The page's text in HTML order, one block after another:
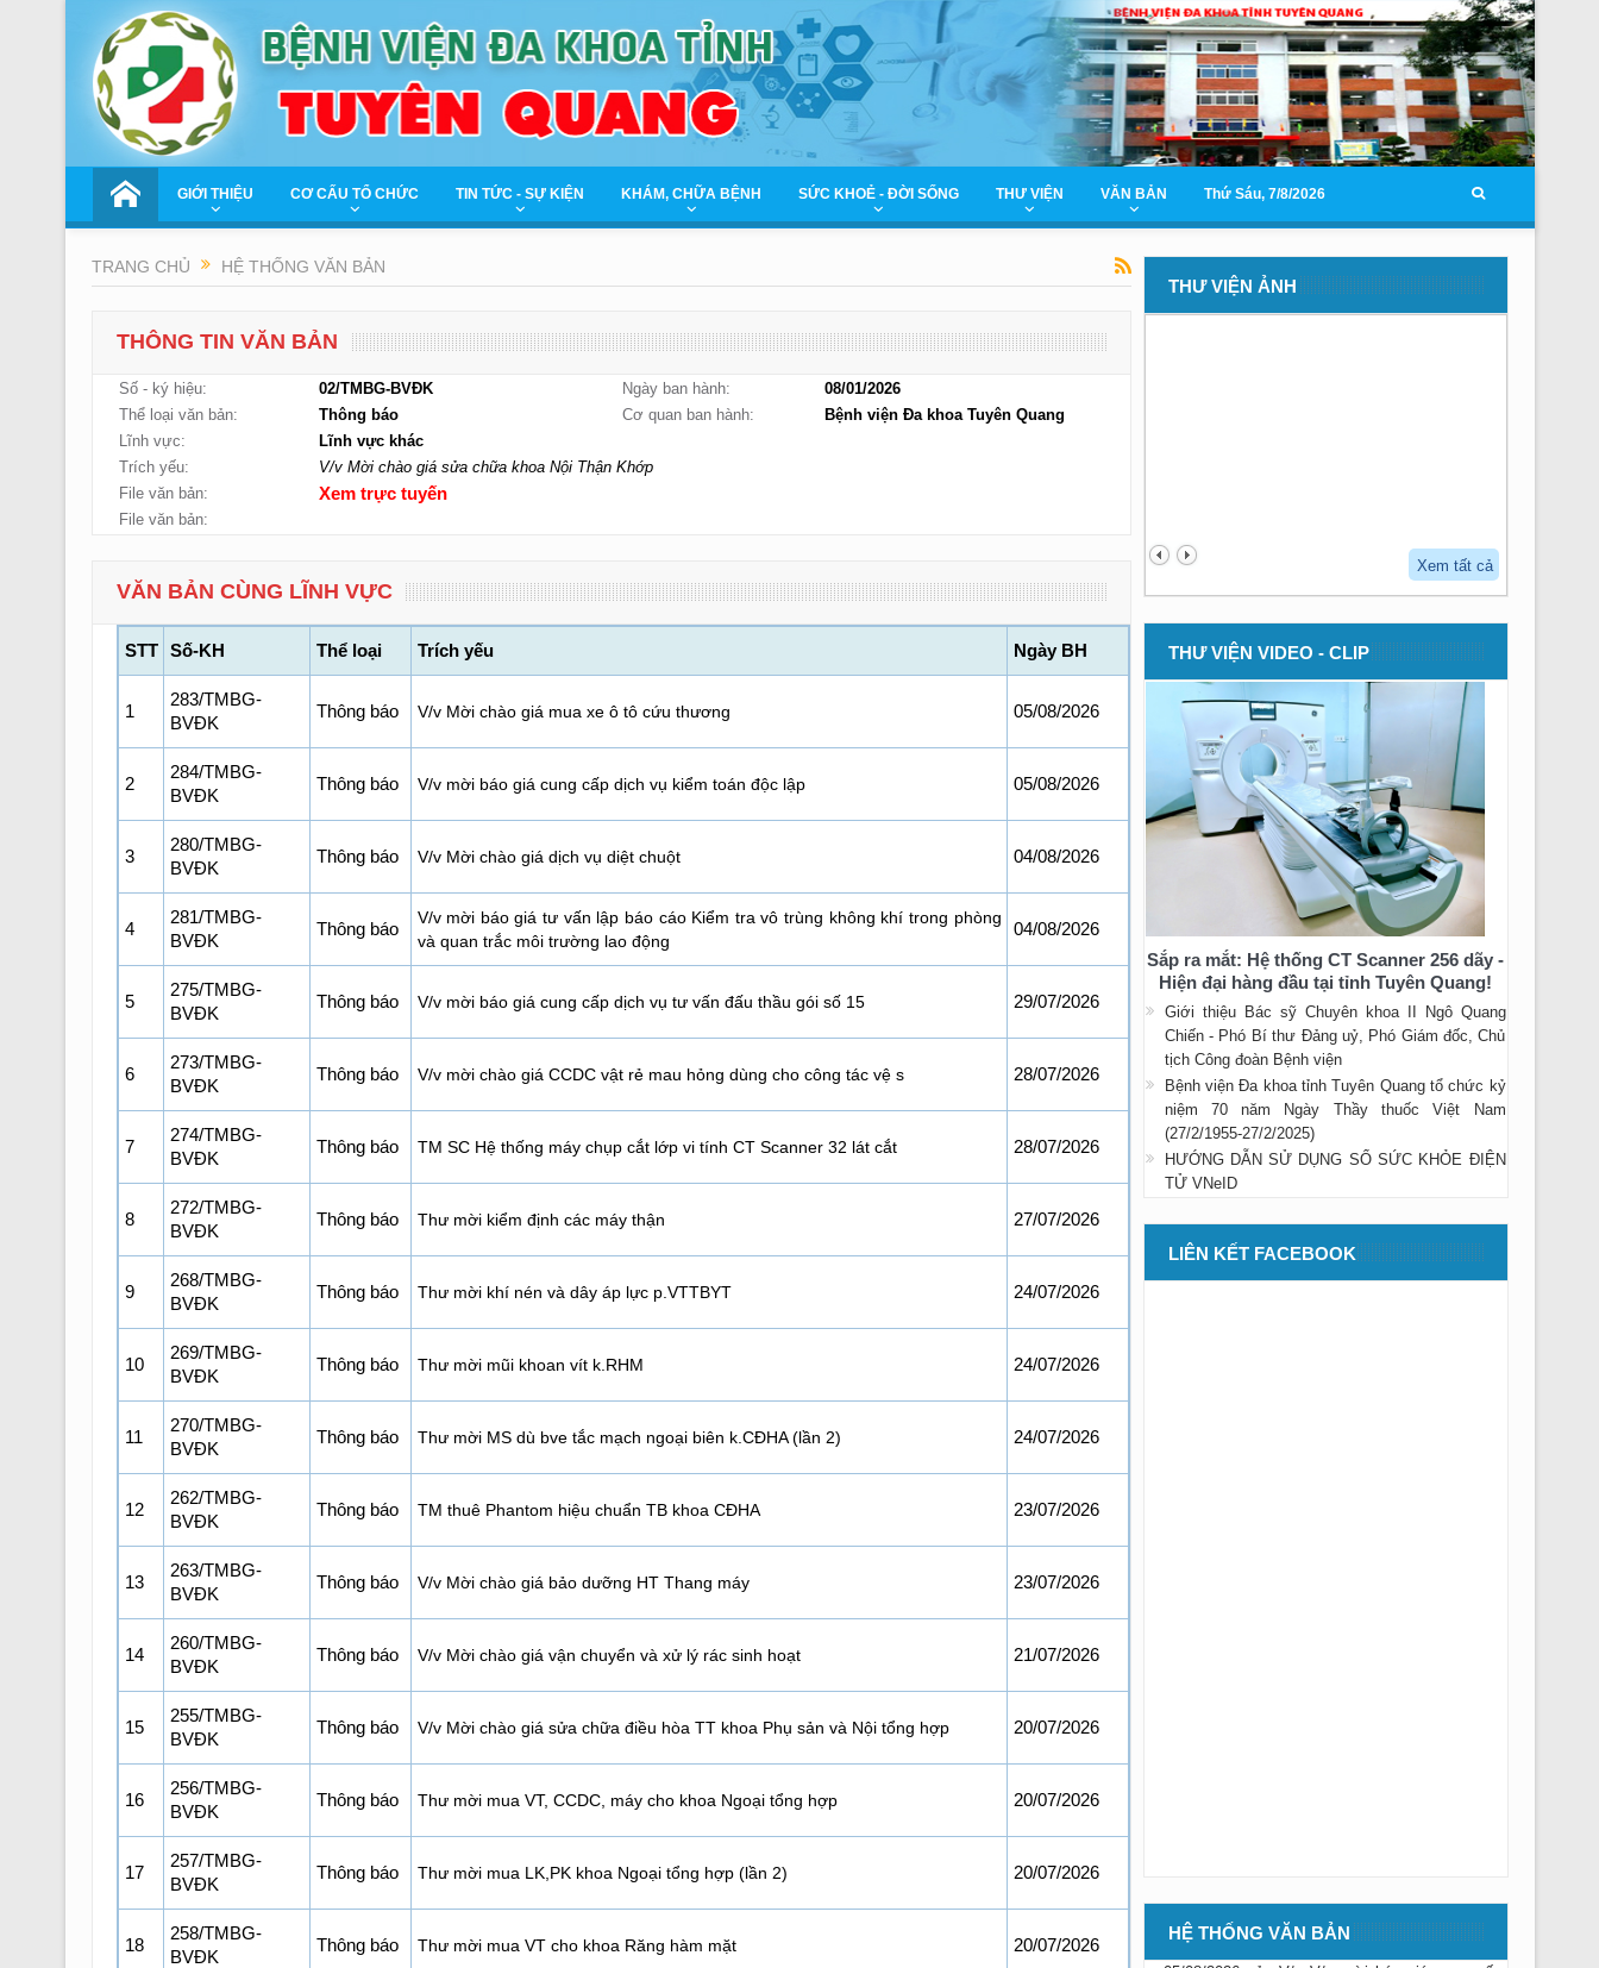
GIỚI THIỆU CƠ CẤU TỔ CHỨC TIN TỨC - SỰ KIỆN KHÁM, CHỮA BỆNH SỨC KHOẺ - ĐỜI SỐNG THƯ VIỆN VĂN BẢN Thứ Sáu, 7/8/2026
TRANG CHỦ HỆ THỐNG VĂN BẢN
THÔNG TIN VĂN BẢN
Số - ký hiệu: 02/TMBG-BVĐK Ngày ban hành:
08/01/2026
Thể loại văn bản:
Thông báo Cơ quan ban hành:
Bệnh viện Đa khoa Tuyên Quang
Lĩnh vực:
Lĩnh vực khác
Trích yếu:
V/v Mời chào giá sửa chữa khoa Nội Thận Khớp
File văn bản:
Xem trực tuyến
File văn bản:
VĂN BẢN CÙNG LĨNH VỰC
STT Số-KH Thể loại Trích yếu Ngày BH
1
283/TMBG-
BVĐK
Thông báo V/v Mời chào giá mua xe ô tô cứu thương 05/08/2026
2
284/TMBG-
BVĐK
Thông báo V/v mời báo giá cung cấp dịch vụ kiểm toán độc lập 05/08/2026
3
280/TMBG-
BVĐK
Thông báo V/v Mời chào giá dịch vụ diệt chuột 04/08/2026
4
281/TMBG-
BVĐK
Thông báo
V/v mời báo giá tư vấn lập báo cáo Kiểm tra vô trùng không khí trong phòng
và quan trắc môi trường lao động
04/08/2026
5
275/TMBG-
BVĐK
Thông báo V/v mời báo giá cung cấp dịch vụ tư vấn đấu thầu gói số 15 29/07/2026
6
273/TMBG-
BVĐK
Thông báo V/v mời chào giá CCDC vật rẻ mau hỏng dùng cho công tác vệ s 28/07/2026
7
274/TMBG-
BVĐK
Thông báo TM SC Hệ thống máy chụp cắt lớp vi tính CT Scanner 32 lát cắt 28/07/2026
8
272/TMBG-
BVĐK
Thông báo Thư mời kiểm định các máy thận 27/07/2026
9
268/TMBG-
BVĐK
Thông báo Thư mời khí nén và dây áp lực p.VTTBYT 24/07/2026
10
269/TMBG-
BVĐK
Thông báo Thư mời mũi khoan vít k.RHM 24/07/2026
11
270/TMBG-
BVĐK
Thông báo Thư mời MS dù bve tắc mạch ngoại biên k.CĐHA (lần 2) 24/07/2026
12
262/TMBG-
BVĐK
Thông báo TM thuê Phantom hiệu chuẩn TB khoa CĐHA 23/07/2026
13
263/TMBG-
BVĐK
Thông báo V/v Mời chào giá bảo dưỡng HT Thang máy 23/07/2026
14
260/TMBG-
BVĐK
Thông báo V/v Mời chào giá vận chuyển và xử lý rác sinh hoạt 21/07/2026
15
255/TMBG-
BVĐK
Thông báo V/v Mời chào giá sửa chữa điều hòa TT khoa Phụ sản và Nội tổng hợp 20/07/2026
16
256/TMBG-
BVĐK
Thông báo Thư mời mua VT, CCDC, máy cho khoa Ngoại tổng hợp 20/07/2026
17
257/TMBG-
BVĐK
Thông báo Thư mời mua LK,PK khoa Ngoại tổng hợp (lần 2) 20/07/2026
18
258/TMBG-
BVĐK
Thông báo Thư mời mua VT cho khoa Răng hàm mặt 20/07/2026
THƯ VIỆN ẢNH
Xem tất cả
THƯ VIỆN VIDEO - CLIP
Sắp ra mắt: Hệ thống CT Scanner 256 dãy -
Hiện đại hàng đầu tại tỉnh Tuyên Quang!
Giới thiệu Bác sỹ Chuyên khoa II Ngô Quang
Chiến - Phó Bí thư Đảng uỷ, Phó Giám đốc, Chủ
tịch Công đoàn Bệnh viện
Bệnh viện Đa khoa tỉnh Tuyên Quang tổ chức kỷ
niệm 70 năm Ngày Thầy thuốc Việt Nam
(27/2/1955-27/2/2025)
HƯỚNG DẪN SỬ DỤNG SỔ SỨC KHỎE ĐIỆN
TỬ VNeID
LIÊN KẾT FACEBOOK
HỆ THỐNG VĂN BẢN
Thông báo số: 284/TMBG-BVĐK ngày